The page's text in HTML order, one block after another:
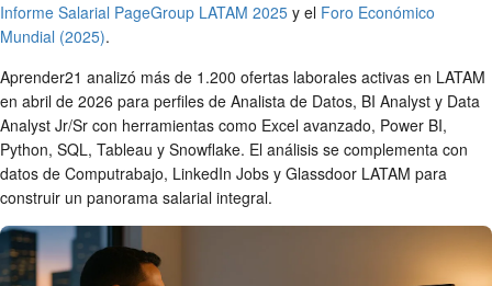
Informe Salarial PageGroup LATAM 2025 y el Foro Económico
Mundial (2025).
Aprender21 analizó más de 1.200 ofertas laborales activas en LATAM
en abril de 2026 para perfiles de Analista de Datos, BI Analyst y Data
Analyst Jr/Sr con herramientas como Excel avanzado, Power BI,
Python, SQL, Tableau y Snowflake. El análisis se complementa con
datos de Computrabajo, LinkedIn Jobs y Glassdoor LATAM para
construir un panorama salarial integral.